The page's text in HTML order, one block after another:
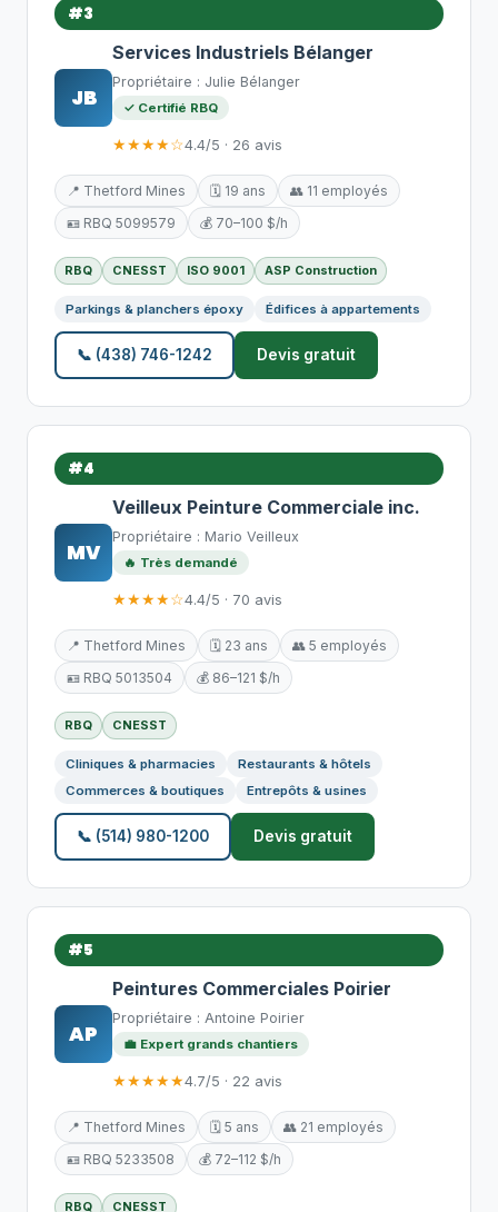
#3
JB
Services Industriels Bélanger
Propriétaire : Julie Bélanger
✓ Certifié RBQ
★★★★☆4.4/5 · 26 avis
📍 Thetford Mines 🗓️ 19 ans
👥 11 employés
🪪 RBQ 5099579
💰 70–100 $/h
RBQ CNESST ISO 9001 ASP Construction
Parkings & planchers époxy Édifices à appartements
📞 (438) 746-1242 Devis gratuit
#4
MV
Veilleux Peinture Commerciale inc.
Propriétaire : Mario Veilleux
🔥 Très demandé
★★★★☆4.4/5 · 70 avis
📍 Thetford Mines 🗓️ 23 ans
👥 5 employés
🪪 RBQ 5013504
💰 86–121 $/h
RBQ CNESST
Cliniques & pharmacies
Restaurants & hôtels
Commerces & boutiques
Entrepôts & usines
📞 (514) 980-1200 Devis gratuit
#5
AP
Peintures Commerciales Poirier
Propriétaire : Antoine Poirier
💼 Expert grands chantiers
★★★★★4.7/5 · 22 avis
📍 Thetford Mines 🗓️ 5 ans
👥 21 employés
🪪 RBQ 5233508
💰 72–112 $/h
RBQ CNESST